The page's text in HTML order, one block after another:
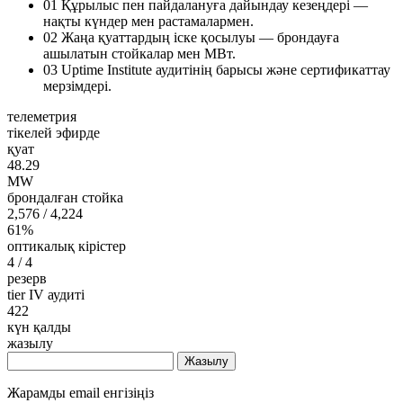
01 Құрылыс пен пайдалануға дайындау кезеңдері —
нақты күндер мен растамалармен.
02 Жаңа қуаттардың іске қосылуы — брондауға
ашылатын стойкалар мен МВт.
03 Uptime Institute аудитінің барысы және сертификаттау
мерзімдері.
телеметрия
тікелей эфирде
қуат
48.29
MW
брондалған стойка
2,576 / 4,224
61%
оптикалық кірістер
4 / 4
резерв
tier IV аудиті
422
күн қалды
жазылу
Жазылу
Жарамды email енгізіңіз